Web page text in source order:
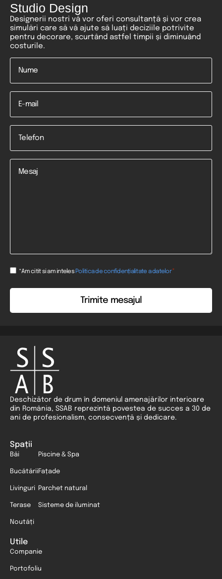
Studio Design
Designerii nostri vă vor oferi consultanță și vor crea
simulări care să vă ajute să luați deciziile potrivite
pentru decorare, scurtând astfel timpii și diminuând
costurile.
Nume
Email
Telefon
Mesaj
Consent
*Am citit si am inteles Politica de confidențialitate a datelor*
Deschizător de drum în domeniul amenajărilor interioare
din România, SSAB reprezintă povestea de succes a 30 de
ani de profesionalism, consecvență și dedicare.
Spații
Băi
Bucătării
Livinguri
Terase
Noutăți
Piscine & Spa
Fațade
Parchet natural
Sisteme de iluminat
Utile
Companie
Portofoliu